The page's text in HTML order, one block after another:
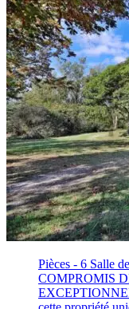
Pièces - 6 Salle
COMPROMIS